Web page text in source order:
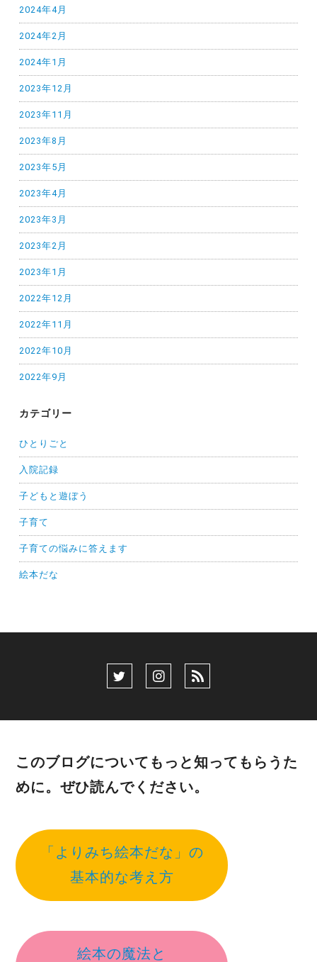
2024年4月
2024年2月
2024年1月
2023年12月
2023年11月
2023年8月
2023年5月
2023年4月
2023年3月
2023年2月
2023年1月
2022年12月
2022年11月
2022年10月
2022年9月
カテゴリー
ひとりごと
入院記録
子どもと遊ぼう
子育て
子育ての悩みに答えます
絵本だな
このブログについてもっと知ってもらうた
めに。ぜひ読んでください。
「よりみち絵本だな」の
基本的な考え方
絵本の魔法と